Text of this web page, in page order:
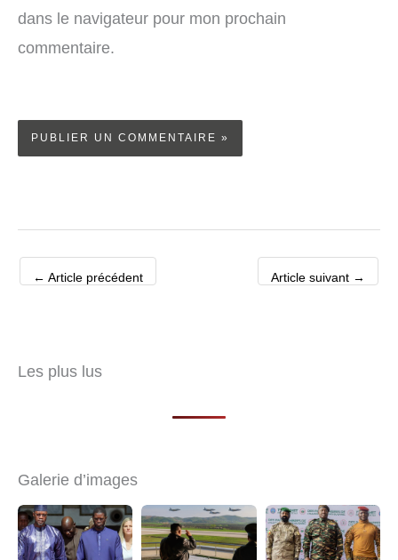
dans le navigateur pour mon prochain
commentaire.
← Article précédent Article suivant →
Les plus lus
Galerie d’images